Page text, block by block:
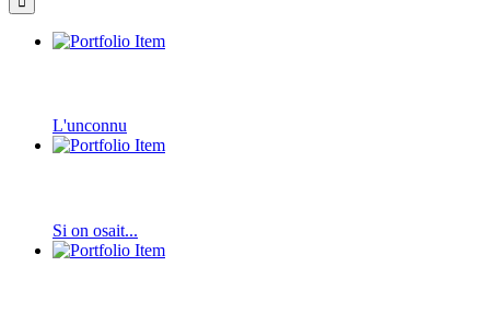
L'unconnu
Si on osait...